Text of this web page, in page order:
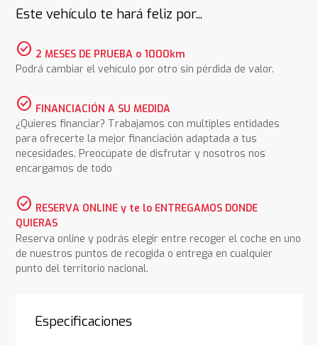
Este vehículo te hará feliz por...
check_circle 2 MESES DE PRUEBA o 1000km
Podrá cambiar el vehículo por otro sin pérdida de valor.
check_circle FINANCIACIÓN A SU MEDIDA
¿Quieres financiar? Trabajamos con multiples entidades
para ofrecerte la mejor financiación adaptada a tus
necesidades. Preocúpate de disfrutar y nosotros nos
encargamos de todo
check_circle RESERVA ONLINE y te lo ENTREGAMOS DONDE
QUIERAS
Reserva online y podrás elegir entre recoger el coche en uno
de nuestros puntos de recogida o entrega en cualquier
punto del territorio nacional.
Especificaciones